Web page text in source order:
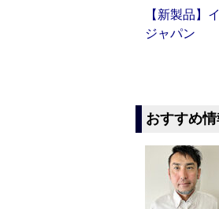
【新製品】
ジャパン
おすすめ情